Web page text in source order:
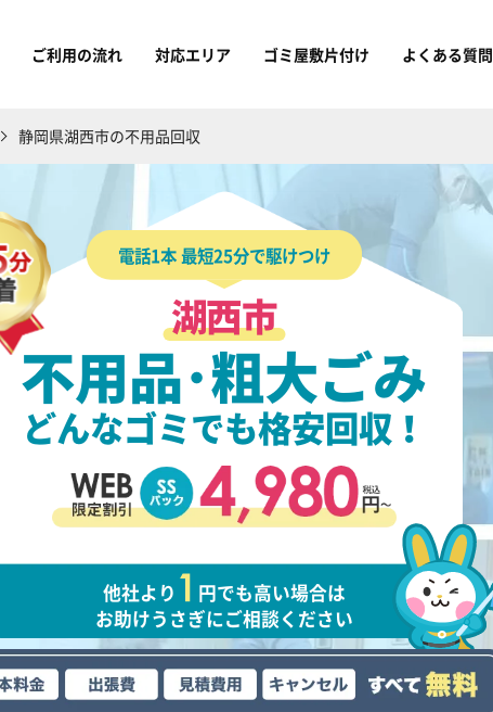
ご利用の流れ 対応エリア ゴミ屋敷片付け よくある質問
静岡県湖西市の不用品回収
電話1本 最短25分で駆けつけ
湖西市
不用品･粗大ごみ
どんなゴミでも格安回収！
他社より
円でも高い場合は
お助けうさぎにご相談ください